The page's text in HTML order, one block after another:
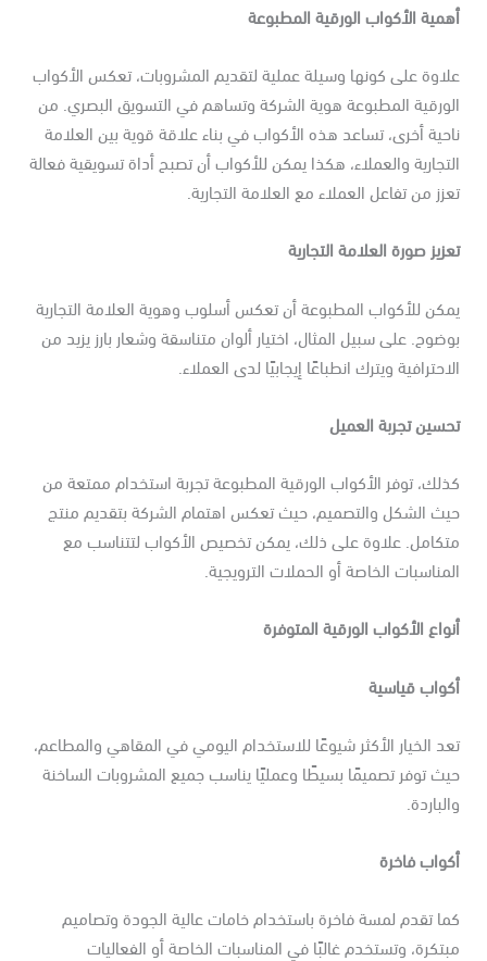
الأكواب الورقية المطبوعة
على كونها وسيلة عملية لتقديم المشروبات، تعكس الأكواب
المطبوعة هوية الشركة وتساهم في التسويق البصري. من
أخرى، تساعد هذه الأكواب في بناء علاقة قوية بين العلامة
والعملاء، هكذا يمكن للأكواب أن تصبح أداة تسويقية فعالة
من تفاعل العملاء مع العلامة التجارية.
صورة العلامة التجارية
للأكواب المطبوعة أن تعكس أسلوب وهوية العلامة التجارية
على سبيل المثال، اختيار ألوان متناسقة وشعار بارز يزيد من
ويترك انطباعًا إيجابيًا لدى العملاء.
تجربة العميل
توفر الأكواب الورقية المطبوعة تجربة استخدام ممتعة من
الشكل والتصميم، حيث تعكس اهتمام الشركة بتقديم منتج
علاوة على ذلك، يمكن تخصيص الأكواب لتتناسب مع
الخاصة أو الحملات الترويجية.
الأكواب الورقية المتوفرة
قياسية
الخيار الأكثر شيوعًا للاستخدام اليومي في المقاهي والمطاعم،
توفر تصميمًا بسيطًا وعمليًا يناسب جميع المشروبات الساخنة
فاخرة
تقدم لمسة فاخرة باستخدام خامات عالية الجودة وتصاميم
وتستخدم غالبًا في المناسبات الخاصة أو الفعاليات